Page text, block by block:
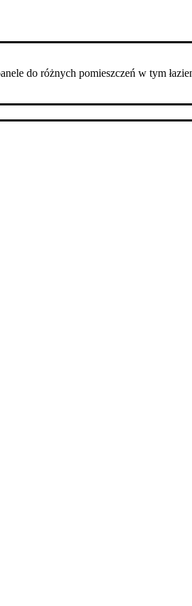
do różnych pomieszczeń w tym